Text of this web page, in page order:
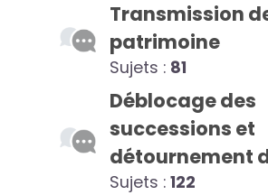
Transmission
patrimoine
Sujets : 81
Déblocage des
successions et
détournement
Sujets : 122